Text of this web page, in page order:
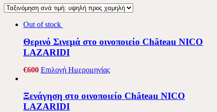
Out of stock
Θερινό Σινεμά στο οινοποιείο Château NICO
LAZARIDI
€600 Επιλογή Ημερομηνίας
Ξενάγηση στο οινοποιείο Château NICO
LAZARIDI